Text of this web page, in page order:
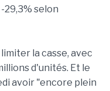
29,3% selon
la casse, avec
d'unités. Et le
avoir "encore plein